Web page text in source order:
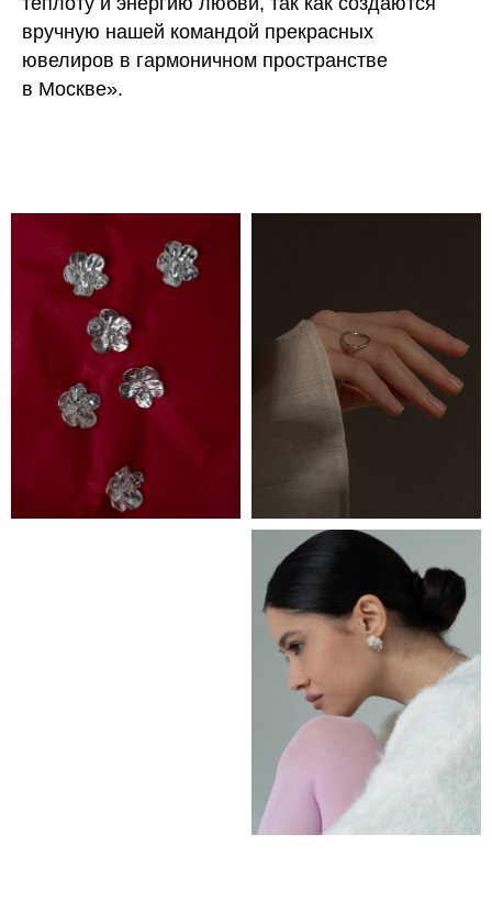
вручную нашей командой прекрасных
ювелиров в гармоничном пространстве
в Москве».